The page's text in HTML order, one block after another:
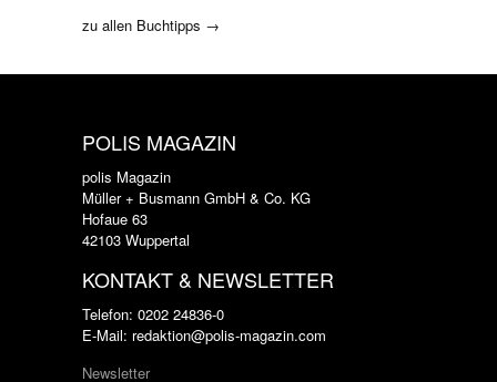
zu allen Buchtipps →
POLIS MAGAZIN
polis Magazin
Müller + Busmann GmbH & Co. KG
Hofaue 63
42103 Wuppertal
KONTAKT & NEWSLETTER
Telefon: 0202 24836-0
E-Mail: redaktion@polis-magazin.com
Newsletter